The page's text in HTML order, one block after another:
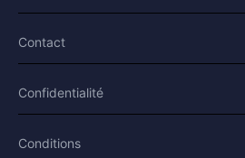
Contact
Confidentialité
Conditions